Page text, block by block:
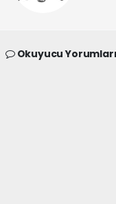
Okuyucu Yorumları